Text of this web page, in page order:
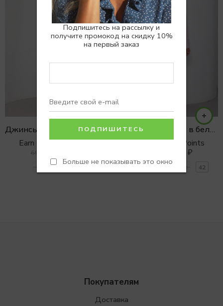
Подпишитесь на рассылку и
получите промокод на скидку 10%
на первый заказ
Больше не показывать это окно
Джинсы STRAIGHT INSIDE OUT
Earn 0 Reward Points
6990
36
Джинсы PALAZZO в белом оттенке
Earn 0 Reward Points
₽
42
Покупателям
Доставка